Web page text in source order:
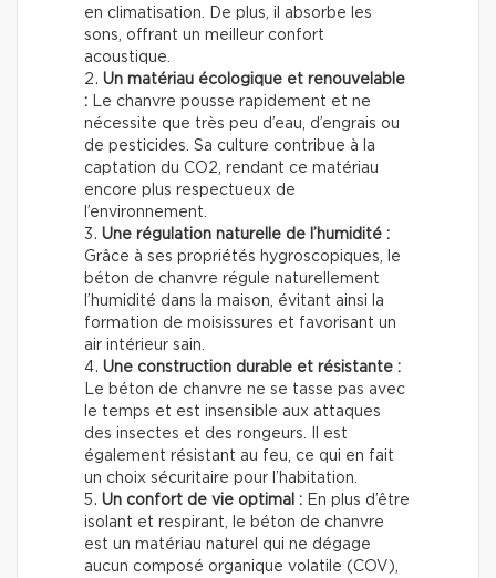
en climatisation. De plus, il absorbe les
sons, offrant un meilleur confort
acoustique.
Un matériau écologique et renouvelable
:
Le chanvre pousse rapidement et ne
nécessite que très peu d’eau, d’engrais ou
de pesticides. Sa culture contribue à la
captation du CO2, rendant ce matériau
encore plus respectueux de
l’environnement.
Une régulation naturelle de l’humidité :
Grâce à ses propriétés hygroscopiques, le
béton de chanvre régule naturellement
l’humidité dans la maison, évitant ainsi la
formation de moisissures et favorisant un
air intérieur sain.
Une construction durable et résistante :
Le béton de chanvre ne se tasse pas avec
le temps et est insensible aux attaques
des insectes et des rongeurs. Il est
également résistant au feu, ce qui en fait
un choix sécuritaire pour l’habitation.
Un confort de vie optimal : En plus d’être
isolant et respirant, le béton de chanvre
est un matériau naturel qui ne dégage
aucun composé organique volatile (COV),